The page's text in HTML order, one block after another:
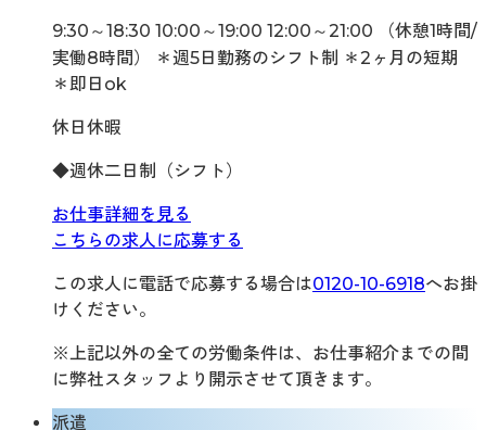
9:30～18:30 10:00～19:00 12:00～21:00 （休憩1時間/
実働8時間） ＊週5日勤務のシフト制 ＊2ヶ月の短期
＊即日ok
休日休暇
◆週休二日制（シフト）
お仕事詳細を見る
こちらの求人に応募する
この求人に電話で応募する場合は0120-10-6918へお掛
けください。
※上記以外の全ての労働条件は、お仕事紹介までの間
に弊社スタッフより開示させて頂きます。
派遣